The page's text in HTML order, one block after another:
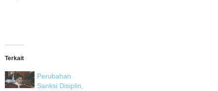
Terkait
Perubahan
Sanksi Disiplin,